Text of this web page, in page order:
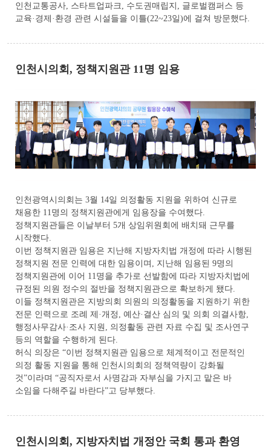
인천교통공사, 스타트업파크, 수도권매립지, 글로벌캠퍼스 등
교육·경제·환경 관련 시설들을 이틀(22~23일)에 걸쳐 방문했다.
인천시의회, 정책지원관 11명 임용
인천광역시의회는 3월 14일 의정활동 지원을 위하여 신규로
채용한 11명의 정책지원관에게 임용장을 수여했다.
정책지원관들은 이날부터 5개 상임위원회에 배치돼 근무를
시작했다.
이번 정책지원관 임용은 지난해 지방자치법 개정에 따라 시행된
정책지원 전문 인력에 대한 임용이며, 지난해 임용된 9명의
정책지원관에 이어 11명을 추가로 선발함에 따라 지방자치법에
규정된 의원 정수의 절반을 정책지원관으로 확보하게 됐다.
이들 정책지원관은 지방의회 의원의 의정활동을 지원하기 위한
전문 인력으로 조례 제·개정, 예산·결산 심의 및 의회 의결사항,
행정사무감사·조사 지원, 의정활동 관련 자료 수집 및 조사연구
등의 역할을 수행하게 된다.
허식 의장은 “이번 정책지원관 임용으로 체계적이고 전문적인
의정 활동 지원을 통해 인천시의회의 정책역량이 강화될
것”이라며 “공직자로서 사명감과 자부심을 가지고 맡은 바
소임을 다해주길 바란다”고 당부했다.
인천시의회, 지방자치법 개정안 국회 통과 환영